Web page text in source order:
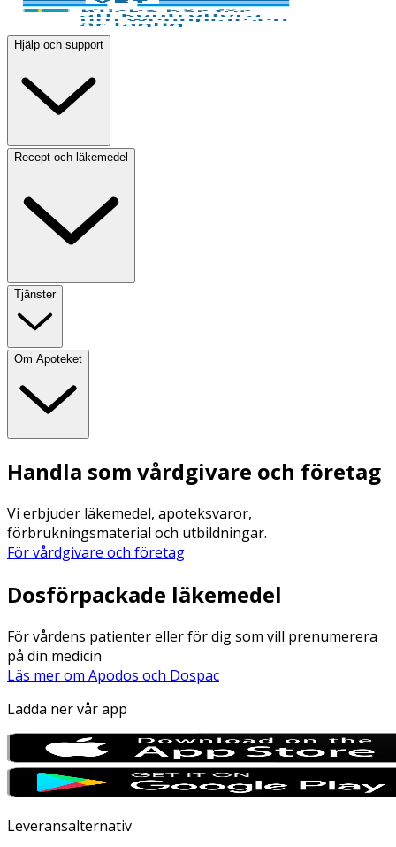
Hjälp och support
Recept och läkemedel
Tjänster
Om Apoteket
Handla som vårdgivare och företag
Vi erbjuder läkemedel, apoteksvaror,
förbrukningsmaterial och utbildningar.
För vårdgivare och företag
Dosförpackade läkemedel
För vårdens patienter eller för dig som vill prenumerera
på din medicin
Läs mer om Apodos och Dospac
Ladda ner vår app
Leveransalternativ